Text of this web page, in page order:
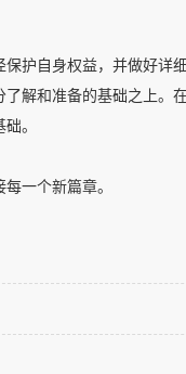
护自身权益，并做好详
解和准备的基础之上。
。
一个新篇章。